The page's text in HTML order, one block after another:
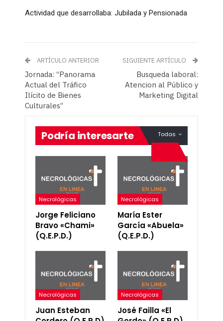
Actividad que desarrollaba: Jubilada y Pensionada
ARTÍCULO ANTERIOR
Jornada: “Panorama
Actual del Tráfico
Ilícito de Bienes
Culturales”
SIGUIENTE ARTÍCULO
Busqueda laboral:
Atencion al Público y
Marketing Digital
Todas
Podría interesarte
Necrológicas
Jorge Feliciano
Bravo «Chami»
(Q.E.P.D.)
Necrológicas
María Ester
García «Abuela»
(Q.E.P.D.)
Necrológicas
Juan Esteban
Necrológicas
José Failla «El